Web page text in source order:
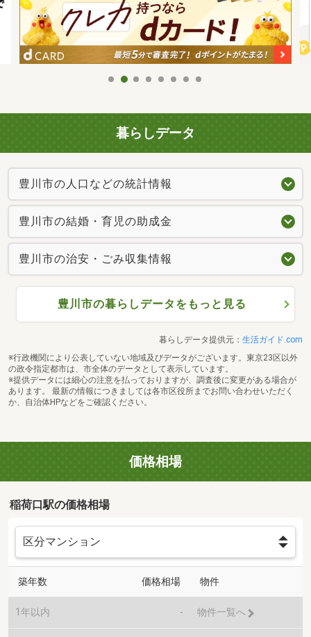
暮らしデータ
豊川市の人口などの統計情報
豊川市の結婚・育児の助成金
豊川市の治安・ごみ収集情報
豊川市の暮らしデータをもっと見る
暮らしデータ提供元： 生活ガイド.com
※行政機関により公表していない地域及びデータがございます。東京23区以外
の政令指定都市は、市全体のデータとして表示しています。
※提供データには細心の注意を払っておりますが、調査後に変更がある場合が
あります。 最新の情報につきましては各市区役所までお問い合わせいただく
か、自治体HPなどをご確認ください。
価格相場
稲荷口駅の価格相場
築年数 価格相場 物件
1年以内 - 物件一覧へ